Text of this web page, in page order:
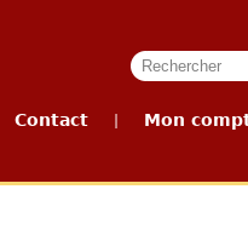
Contact Mon